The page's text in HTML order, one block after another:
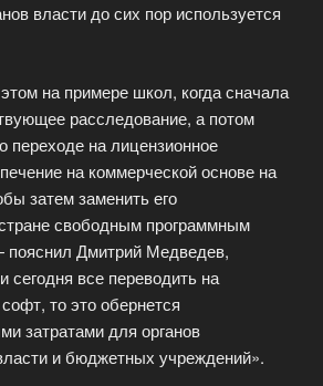
власти до сих пор используется
на примере школ, когда сначала
расследование, а потом
переходе на лицензионное
на коммерческой основе на
затем заменить его
свободным программным
Дмитрий Медведев,
сегодня все переводить на
то это обернется
затратами для органов
и бюджетных учреждений».